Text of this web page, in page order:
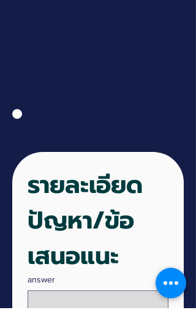
รายละเอียด
ปัญหา/ข้อ
เสนอแนะ
answer